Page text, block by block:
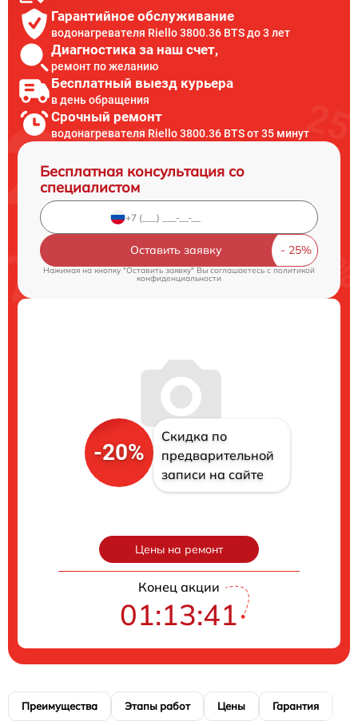
Гарантийное обслуживание
водонагревателя Riello 3800.36 BTS до 3 лет
Диагностика за наш счет,
ремонт по желанию
Бесплатный выезд курьера
в день обращения
Срочный ремонт
водонагревателя Riello 3800.36 BTS от 35 минут
Бесплатная консультация со
специалистом
Оставить заявку
Нажимая на кнопку "Оставить заявку" Вы соглашаетесь c политикой
конфиденциальности
-20%
Скидка по
предварительной
записи на сайте
Цены на ремонт
Конец акции
01:13:40
Преимущества Этапы работ Цены Гарантия